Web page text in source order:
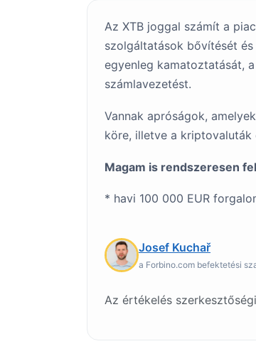
Az XTB joggal számít a
szolgáltatások bővítését és
egyenleg kamatoztatását,
számlavezetést.
Vannak apróságok,
köre, illetve a kriptovaluták
Magam is rendszeresen
* havi 100 000 EUR
Josef Kuchař
a Forbino.com befektetési
Az értékelés